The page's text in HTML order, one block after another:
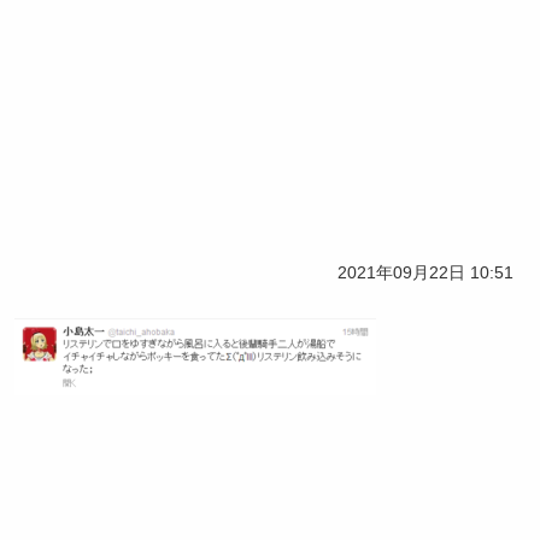
2021年09月22日 10:51